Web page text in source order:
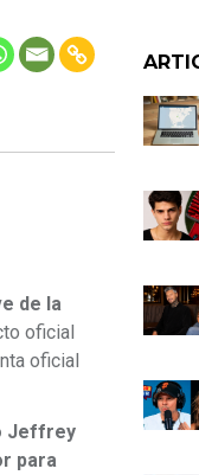
de la
oficial
oficial
Jeffrey
para